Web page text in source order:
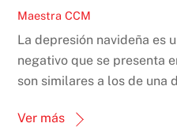
Maestra CCM
La depresión navideña es
negativo que se presenta
son similares a los de una
Ver más